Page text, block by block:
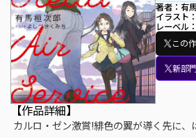
著者： 有
イラスト：
レーベル：
この
新部
【作品詳細】
カルロ・ゼン激賞!緋色の翼が導く先に